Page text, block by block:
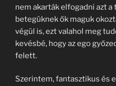
nem akarták elfogadni azt a
betegüknek ők maguk
végül is, ezt valahol meg
kevésbé, hogy az ego
felett.
Szerintem, fantasztikus és